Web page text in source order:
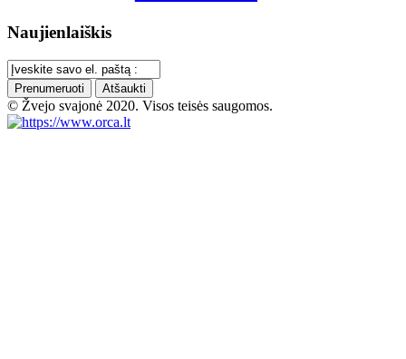
Naujienlaiškis
Prenumeruoti Atšaukti
© Žvejo svajonė 2020. Visos teisės saugomos.